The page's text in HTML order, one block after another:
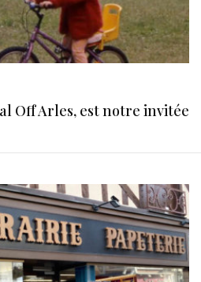
Off Arles, est notre invitée